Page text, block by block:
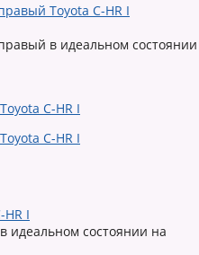
Toyota C-HR I
в идеальном состоянии
I
идеальном состоянии на